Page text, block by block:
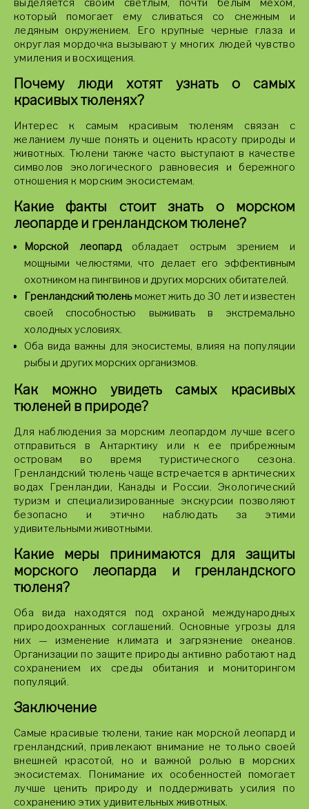
выделяется своим светлым, почти белым мехом,
который помогает ему сливаться со снежным и
ледяным окружением. Его крупные черные глаза и
округлая мордочка вызывают у многих людей чувство
умиления и восхищения.
Почему люди хотят узнать о самых
красивых тюленях?
Интерес к самым красивым тюленям связан с
желанием лучше понять и оценить красоту природы и
животных. Тюлени также часто выступают в качестве
символов экологического равновесия и бережного
отношения к морским экосистемам.
Какие факты стоит знать о морском
леопарде и гренландском тюлене?
Морской леопардобладает острым зрением и
мощными челюстями, что делает его эффективным
охотником на пингвинов и других морских обитателей.
Гренландский тюленьможет жить до 30 лет и известен
своей способностью выживать в экстремально
холодных условиях.
Оба вида важны для экосистемы, влияя на популяции
рыбы и других морских организмов.
Как можно увидеть самых красивых
тюленей в природе?
Для наблюдения за морским леопардом лучше всего
отправиться в Антарктику или к ее прибрежным
островам во время туристического сезона.
Гренландский тюлень чаще встречается в арктических
водах Гренландии, Канады и России. Экологический
туризм и специализированные экскурсии позволяют
безопасно и этично наблюдать за этими
удивительными животными.
Какие меры принимаются для защиты
морского леопарда и гренландского
тюленя?
Оба вида находятся под охраной международных
природоохранных соглашений. Основные угрозы для
них — изменение климата и загрязнение океанов.
Организации по защите природы активно работают над
сохранением их среды обитания и мониторингом
популяций.
Заключение
Самые красивые тюлени, такие как морской леопард и
гренландский, привлекают внимание не только своей
внешней красотой, но и важной ролью в морских
экосистемах. Понимание их особенностей помогает
лучше ценить природу и поддерживать усилия по
сохранению этих удивительных животных.